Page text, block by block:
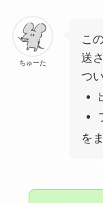
ちゅーた
こ
送
つ
を